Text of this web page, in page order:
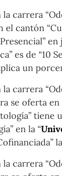
carrera
el cantón
es de “10
un
carrera
se oferta
tiene
en la “
carrera